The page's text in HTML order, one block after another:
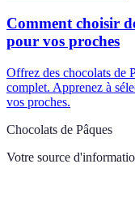
Comment choisir
pour vos proches
Offrez des chocolats de
complet. Apprenez à
vos proches.
Chocolats de Pâques
Votre source